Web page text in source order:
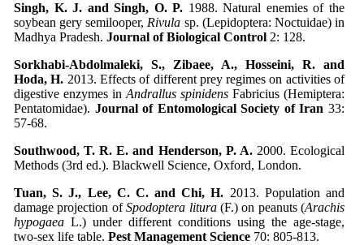
Singh, K. J. and Singh, O. P. 1988. Natural enemies of the
soybean gery semilooper, Rivula sp. (Lepidoptera: Noctuidae) in
Madhya Pradesh. Journal of Biological Control 2: 128.
Sorkhabi-Abdolmaleki, S., Zibaee, A., Hosseini, R. and
Hoda, H. 2013. Effects of different prey regimes on activities of
digestive enzymes in Andrallus spinidens Fabricius (Hemiptera:
Pentatomidae). Journal of Entomological Society of Iran33:
57-68.
Southwood, T. R. E. and Henderson, P. A.2000. Ecological
Methods (3rd ed.). Blackwell Science, Oxford, London.
Tuan, S. J., Lee, C. C. and Chi, H. 2013. Population and
damage projection ofSpodoptera litura(F.) on peanuts (Arachis
hypogaea L.) under different conditions using the age-stage,
two-sex life table. Pest Management Science 70: 805-813.